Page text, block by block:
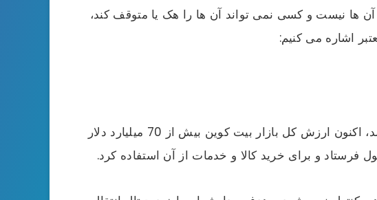
ها نیست و کسی نمی تواند آن ها را هک یا متوقف کند،
توسط فردی ناشناس در سال 2009 عرضه شد، اکنون ارزش کل بازار بیت کوین بیش از 70 میلیارد دلار
و برای خرید کالا و خدمات از آن استفاده کرد.